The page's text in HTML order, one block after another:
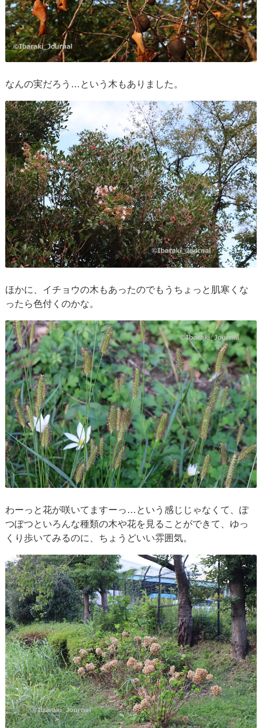
なんの実だろう…という木もありました。
ほかに、イチョウの木もあったのでもうちょっと肌寒くな
ったら色付くのかな。
わーっと花が咲いてますーっ…という感じじゃなくて、ぽ
つぽつといろんな種類の木や花を見ることができて、ゆっ
くり歩いてみるのに、ちょうどいい雰囲気。